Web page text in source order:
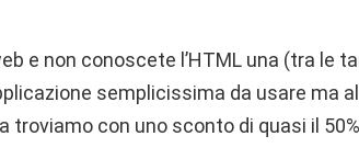
e non conoscete l’HTML una (tra le
semplicissima da usare ma
troviamo con uno sconto di quasi il